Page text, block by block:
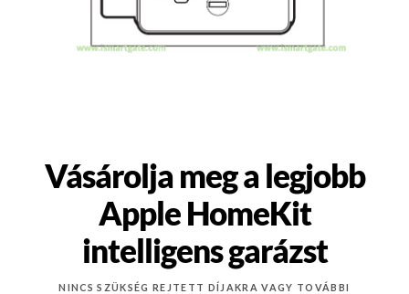
Vásárolja meg a legjobb
Apple HomeKit
intelligens garázst
NINCS SZÜKSÉG REJTETT DÍJAKRA VAGY TOVÁBBI